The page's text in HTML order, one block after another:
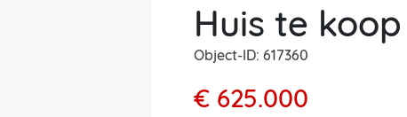
Huis te koop
Object-ID: 617360
€ 625.000